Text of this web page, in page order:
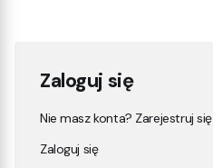
Zaloguj się
Nie masz konta? Zarejestruj się
Zaloguj się